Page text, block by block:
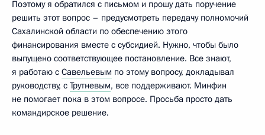
Поэтому я обратился с письмом и прошу дать поручение
решить этот вопрос – предусмотреть передачу полномочий
Сахалинской области по обеспечению этого
финансирования вместе с субсидией. Нужно, чтобы было
выпущено соответствующее постановление. Все знают,
я работаю с Савельевым по этому вопросу, докладывал
руководству, с Трутневым, все поддерживают. Минфин
не помогает пока в этом вопросе. Просьба просто дать
командирское решение.